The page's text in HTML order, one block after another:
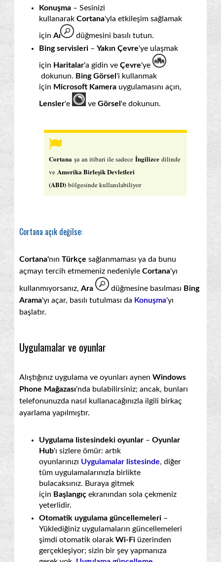
Konuşma – Sesinizi
kullanarak Cortana'yla etkileşim sağlamak
için Ara
düğmesini basılı tutun.
Bing servisleri – Yakın Çevre'ye ulaşmak
için Haritalar'a gidin ve Çevre'ye
dokunun. Bing Görsel 'i kullanmak
için Microsoft Kamera uygulamasını açın,
Lensler'e ve Görsel 'e dokunun.
Cortana şu an itibari ile sadece İngilizce dilinde
ve Amerika Birleşik Devletleri
(ABD) bölgesinde kullanılabiliyor
Cortana açık değilse:
Cortana'nın Türkçe sağlanmaması ya da bunu
açmayı tercih etmemeniz nedeniyle Cortana'yı
kullanmıyorsanız, Ara düğmesine basılması Bing
Arama'yı açar, basılı tutulması da Konuşma'yı
başlatır.
Uygulamalar ve oyunlar
Alıştığınız uygulama ve oyunları aynen Windows
Phone Mağazası'nda bulabilirsiniz; ancak, bunları
telefonunuzda nasıl kullanacağınızla ilgili birkaç
ayarlama yapılmıştır.
Uygulama listesindeki oyunlar – Oyunlar
Hub'ı sizlere ömür: artık
oyunlarınızı Uygulamalar listesinde, diğer
tüm uygulamalarınızla birlikte
bulacaksınız. Buraya gitmek
için Başlangıç ekranından sola çekmeniz
yeterlidir.
Otomatik uygulama güncellemeleri –
Yüklediğiniz uygulamaların güncellemeleri
şimdi otomatik olarak Wi-Fi üzerinden
gerçekleşiyor; sizin bir şey yapmanıza